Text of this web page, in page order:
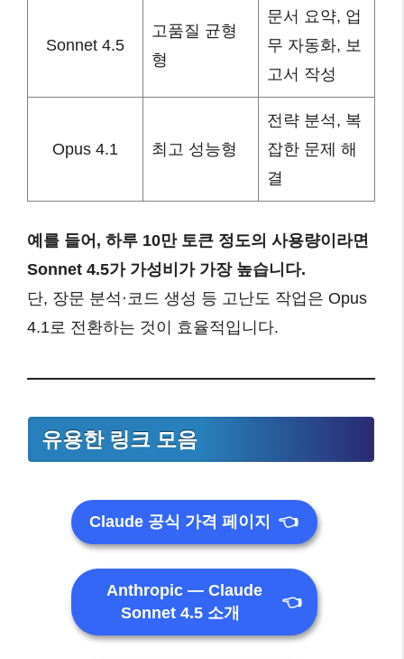
Sonnet 4.5
고품질 균형
형
문서 요약, 업
무 자동화, 보
고서 작성
Opus 4.1 최고 성능형
전략 분석, 복
잡한 문제 해
결
예를 들어, 하루 10만 토큰 정도의 사용량이라면
Sonnet 4.5가 가성비가 가장 높습니다.
단, 장문 분석·코드 생성 등 고난도 작업은 Opus
4.1로 전환하는 것이 효율적입니다.
유용한 링크 모음
Claude 공식 가격 페이지👈
Anthropic — Claude
Sonnet 4.5 소개
👈